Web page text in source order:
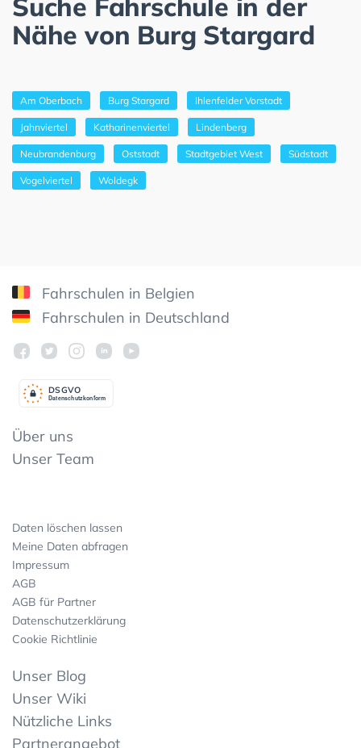
Suche Fahrschule in der
Nähe von Burg Stargard
Am Oberbach Burg Stargard Ihlenfelder Vorstadt
Jahnviertel Katharinenviertel Lindenberg
Neubrandenburg Oststadt Stadtgebiet West Südstadt
Vogelviertel Woldegk
Fahrschulen in Belgien
Fahrschulen in Deutschland
Datenschutzkonform
DSGVO
Über uns
Unser Team
Daten löschen lassen
Meine Daten abfragen
Impressum
AGB
AGB für Partner
Datenschutzerklärung
Cookie Richtlinie
Unser Blog
Unser Wiki
Nützliche Links
Partnerangebot